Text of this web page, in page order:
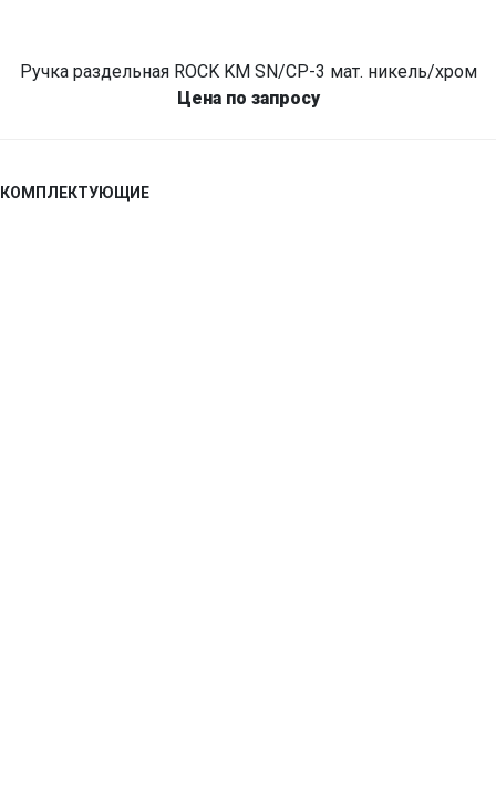
Ручка раздельная ROCK KM SN/CP-3 мат. никель/хром
Цена по запросу
КОМПЛЕКТУЮЩИЕ